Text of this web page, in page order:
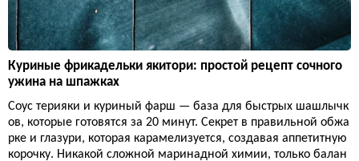
Куриные фрикадельки якитори: простой рецепт сочного
ужина на шпажках
Соус терияки и куриный фарш — база для быстрых шашлычк
ов, которые готовятся за 20 минут. Секрет в правильной обжа
рке и глазури, которая карамелизуется, создавая аппетитную
корочку. Никакой сложной маринадной химии, только балан